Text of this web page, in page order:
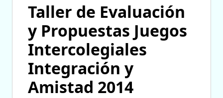
Taller de Evaluación
y Propuestas Juegos
Intercolegiales
Integración y
Amistad 2014